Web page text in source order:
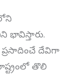
భావిస్తారు.
దేవిగా
తొలి